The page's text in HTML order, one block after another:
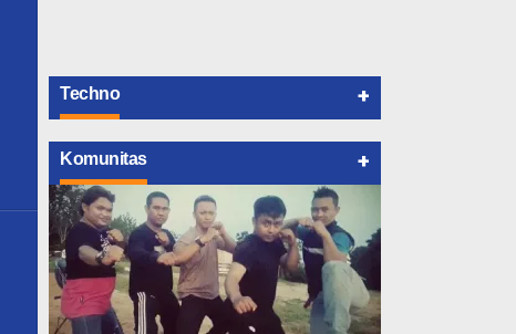
Techno +
Komunitas +